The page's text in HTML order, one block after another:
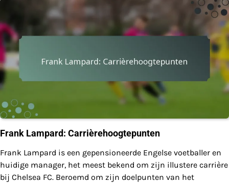
Frank Lampard: Carrièrehoogtepunten
Frank Lampard is een gepensioneerde Engelse voetballer en
huidige manager, het meest bekend om zijn illustere carrière
bij Chelsea FC. Beroemd om zijn doelpunten van het